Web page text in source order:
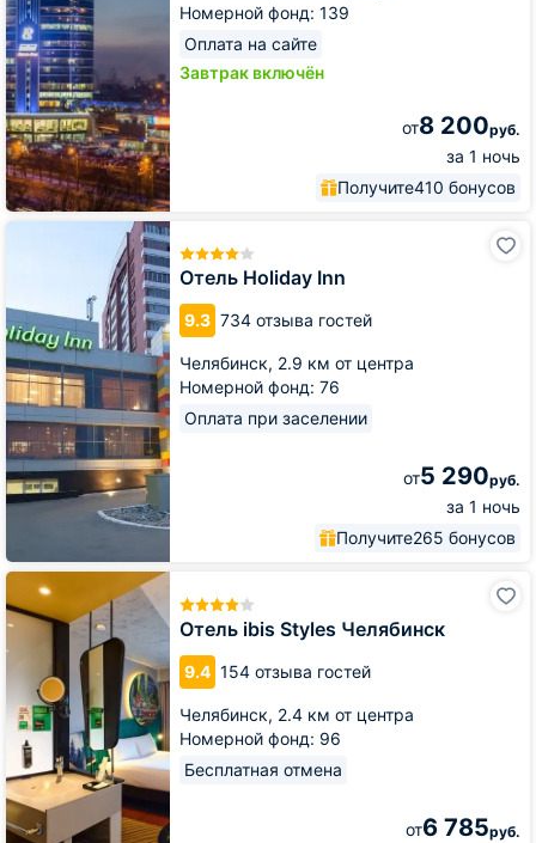
Номерной фонд: 139
Оплата на сайте
Завтрак включён
от8 200руб.
за 1 ночь
Получите410 бонусов
Отель Holiday Inn
9.3 734 отзыва гостей
Челябинск, 2.9 км от центра
Номерной фонд: 76
Оплата при заселении
от5 290руб.
за 1 ночь
Получите265 бонусов
Отель
Отель ibis Styles Челябинск
9.4 154 отзыва гостей
Челябинск, 2.4 км от центра
Номерной фонд: 96
Бесплатная отмена
от6 785руб.
Отель
ibis
Styles
Челябинск